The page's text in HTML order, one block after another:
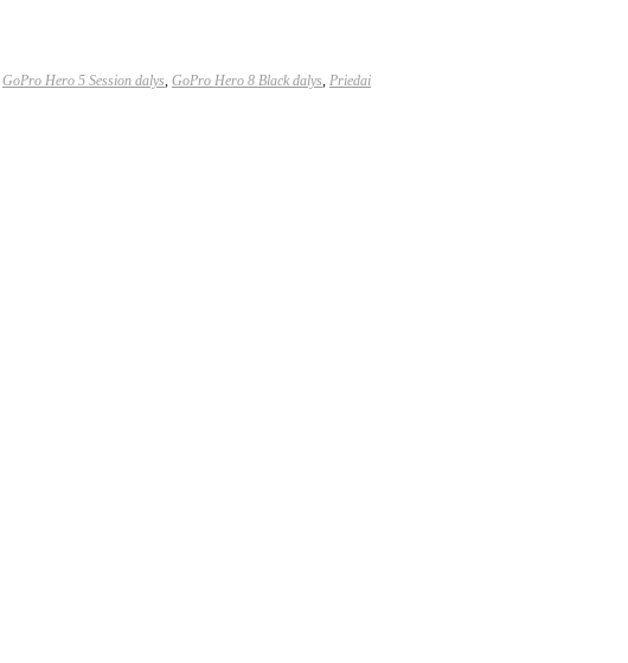
GoPro Hero 5 Session dalys, GoPro Hero 8 Black dalys, Priedai